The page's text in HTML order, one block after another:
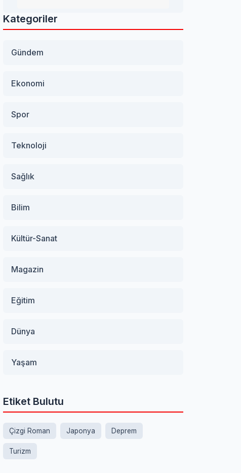
Kategoriler
Gündem
Ekonomi
Spor
Teknoloji
Sağlık
Bilim
Kültür-Sanat
Magazin
Eğitim
Dünya
Yaşam
Etiket Bulutu
Çizgi Roman Japonya Deprem
Turizm